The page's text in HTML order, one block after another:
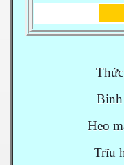
Binh
Heo
Trĩu